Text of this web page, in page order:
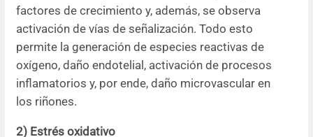
factores de crecimiento y, además, se observa
activación de vías de señalización. Todo esto
permite la generación de especies reactivas de
oxígeno, daño endotelial, activación de procesos
inflamatorios y, por ende, daño microvascular en
los riñones.
2) Estrés oxidativo